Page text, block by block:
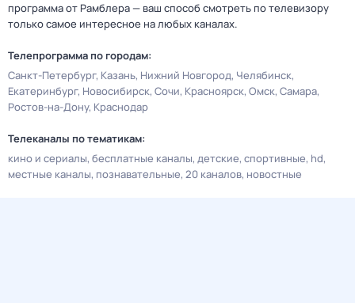
программа от Рамблера — ваш способ смотреть по телевизору
только самое интересное на любых каналах.
Телепрограмма по городам:
Санкт-Петербург Казань Нижний Новгород Челябинск
Екатеринбург Новосибирск Сочи Красноярск Омск Самара
Ростов-на-Дону Краснодар
Телеканалы по тематикам:
кино и сериалы бесплатные каналы детские спортивные hd
местные каналы познавательные 20 каналов новостные